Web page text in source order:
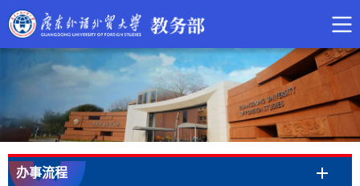
办事流程